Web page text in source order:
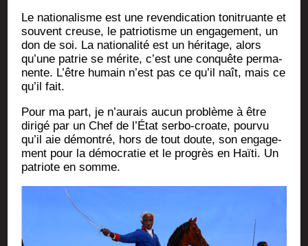
Le natio­na­lisme est une reven­di­ca­tion toni­truante et
sou­vent creuse, le patrio­tisme un enga­ge­ment, un
don de soi. La natio­na­li­té est un héri­tage, alors
qu’une patrie se mérite, c’est une conquête per­ma­
nente. L’être humain n’est pas ce qu’il naît, mais ce
qu’il fait.
Pour ma part, je n’au­rais aucun pro­blème à être
diri­gé par un Chef de l’É­tat ser­bo-croate, pour­vu
qu’il aie démon­tré, hors de tout doute, son enga­ge­
ment pour la démo­cra­tie et le pro­grès en Haï­ti. Un
patriote en somme.